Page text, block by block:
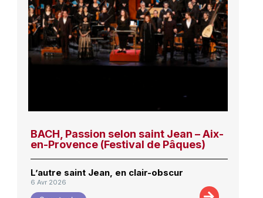
BACH, Passion selon saint Jean – Aix-
en-Provence (Festival de Pâques)
L’autre saint Jean, en clair-obscur
6 Avr 2026